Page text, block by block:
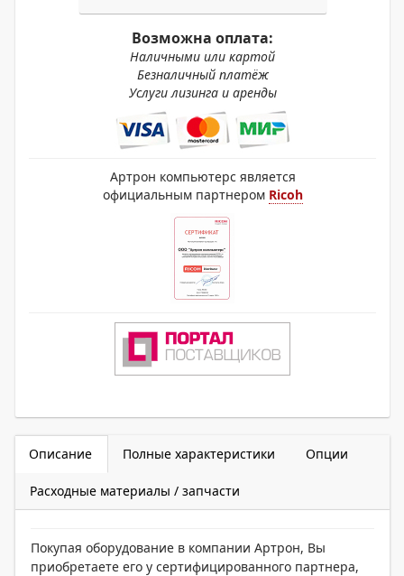
Возможна оплата:
Наличными или картой
Безналичный платёж
Услуги лизинга и аренды
Артрон компьютерс является
официальным партнером Ricoh
Описание Полные характеристики Опции
Расходные материалы / запчасти
Покупая оборудование в компании Артрон, Вы
приобретаете его у сертифицированного партнера,